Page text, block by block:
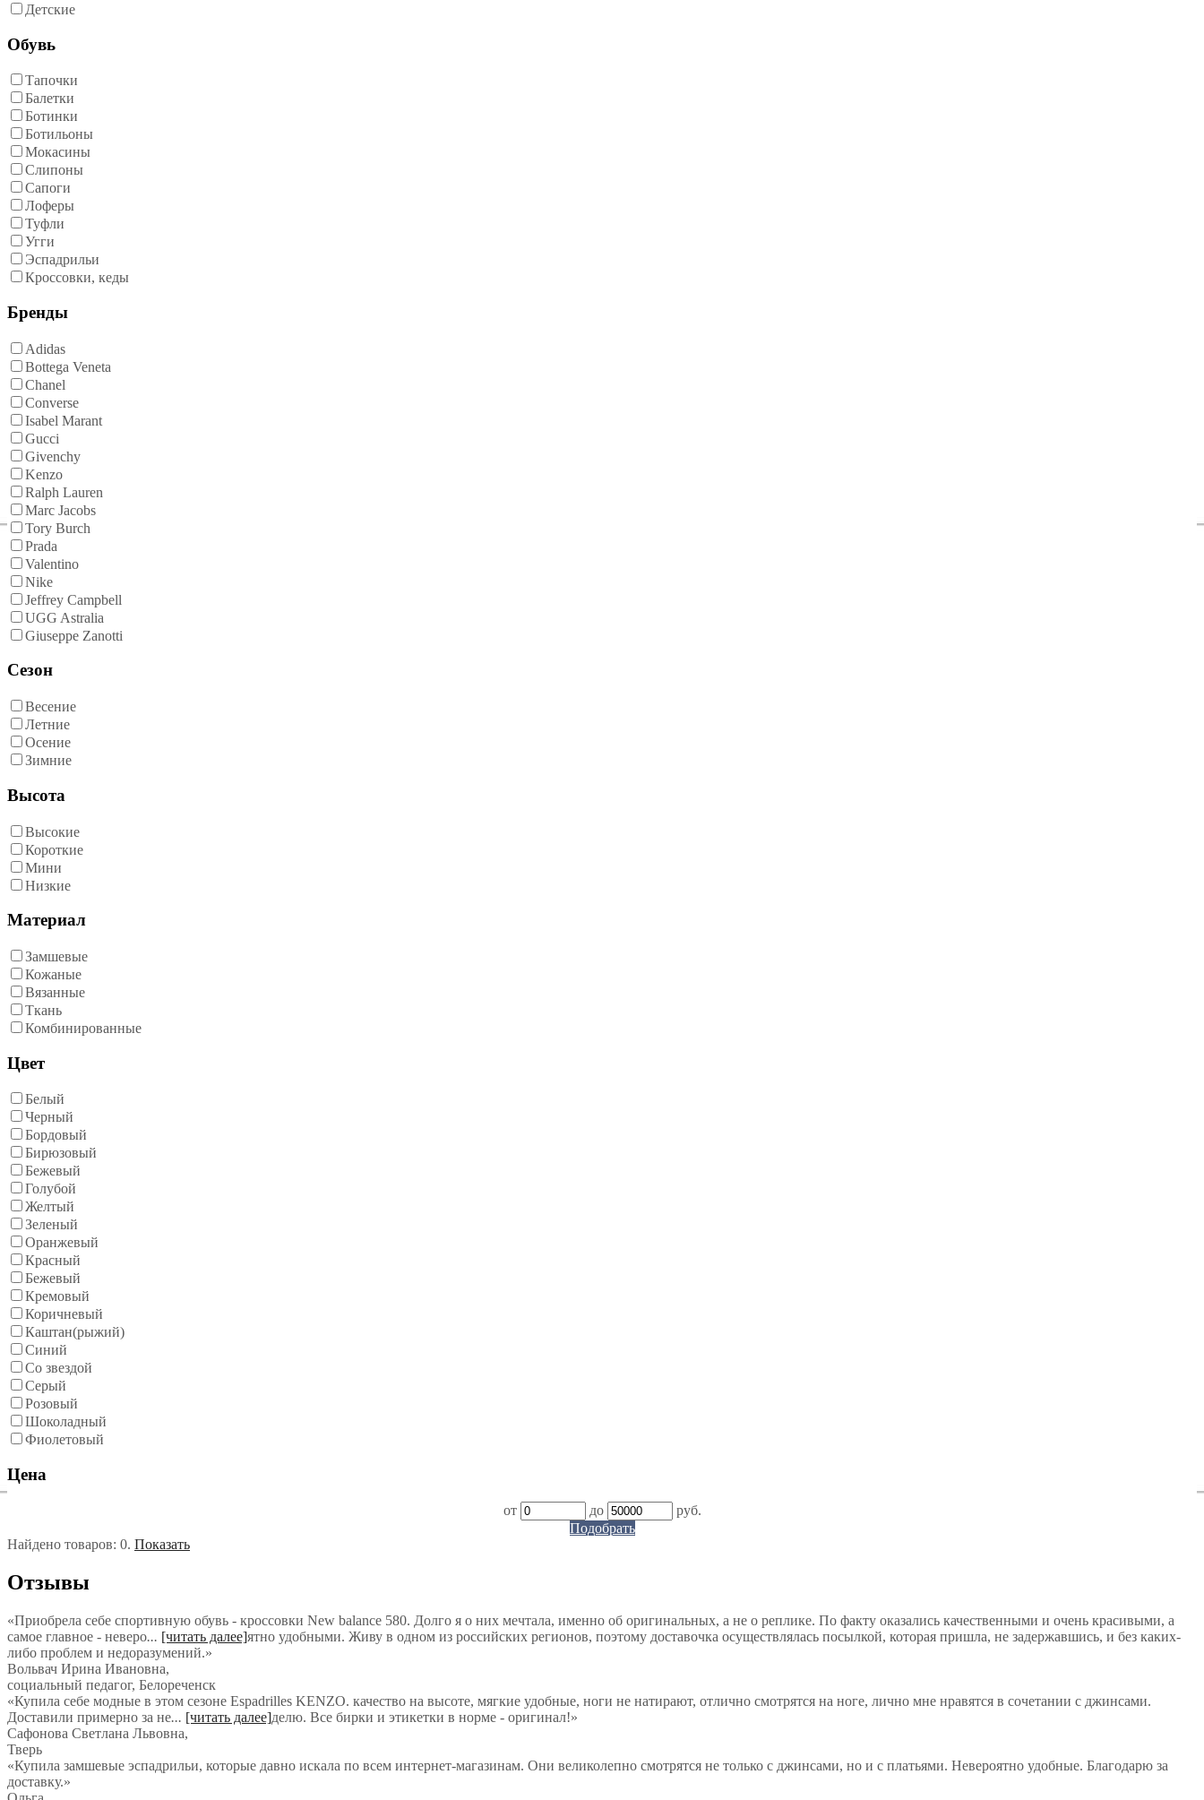
Детские
Обувь
Тапочки
Балетки
Ботинки
Ботильоны
Мокасины
Слипоны
Сапоги
Лоферы
Туфли
Угги
Эспадрильи
Кроссовки, кеды
Бренды
Adidas
Bottega Veneta
Chanel
Converse
Isabel Marant
Gucci
Givenchy
Kenzo
Ralph Lauren
Marc Jacobs
Tory Burch
Prada
Valentino
Nike
Jeffrey Campbell
UGG Astralia
Giuseppe Zanotti
Сезон
Весение
Летние
Осение
Зимние
Высота
Высокие
Короткие
Мини
Низкие
Материал
Замшевые
Кожаные
Вязанные
Ткань
Комбинированные
Цвет
Белый
Черный
Бордовый
Бирюзовый
Бежевый
Голубой
Желтый
Зеленый
Оранжевый
Красный
Бежевый
Кремовый
Коричневый
Каштан(рыжий)
Синий
Со звездой
Серый
Розовый
Шоколадный
Фиолетовый
Цена
от до
руб.
Подобрать
Найдено товаров: 0. Показать
Отзывы
«Приобрела себе спортивную обувь - кроссовки New balance 580. Долго я о них мечтала, именно об оригинальных, а не о реплике. По факту оказались качественными и очень красивыми, а
самое главное - неверо... [читать далее]ятно удобными. Живу в одном из российских регионов, поэтому доставочка осуществлялась посылкой, которая пришла, не задержавшись, и без каких-
либо проблем и недоразумений.»
Вольвач Ирина Ивановна,
социальный педагог, Белореченск
«Купила себе модные в этом сезоне Espadrilles KENZO. качество на высоте, мягкие удобные, ноги не натирают, отлично смотрятся на ноге, лично мне нравятся в сочетании с джинсами.
Доставили примерно за не... [читать далее]делю. Все бирки и этикетки в норме - оригинал!»
Сафонова Светлана Львовна,
Тверь
«Купила замшевые эспадрильи, которые давно искала по всем интернет-магазинам. Они великолепно смотрятся не только с джинсами, но и с платьями. Невероятно удобные. Благодарю за
доставку.»